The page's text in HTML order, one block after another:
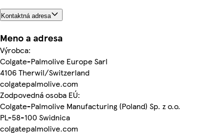
Kontaktná adresa
Meno a adresa
Výrobca:
Colgate-Palmolive Europe Sarl
4106 Therwil/Switzerland
colgatepalmolive.com
Zodpovedná osoba EÚ:
Colgate-Palmolive Manufacturing (Poland) Sp. z o.o.
PL-58-100 Swidnica
colgatepalmolive.com